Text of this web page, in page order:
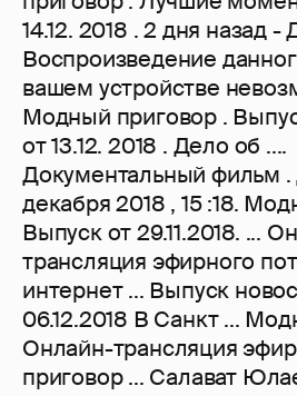
14.12. 2018 . 2 дня назад
Воспроизведение
вашем устройстве
Модный приговор .
от 13.12. 2018 . Дело об ....
Документальный фильм .
декабря 2018 , 15 :18.
Выпуск от 29.11.2018. ...
трансляция эфирного
интернет ... Выпуск
06.12.2018 В Санкт ...
Онлайн-трансляция
приговор ... Салават